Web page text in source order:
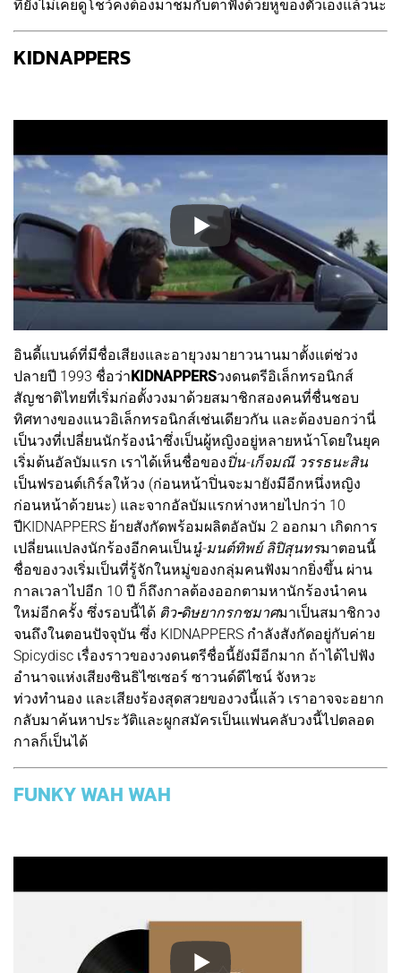
ที่ยังไม่เคยดูโชว์คงต้องมาชมกับตาฟังด้วยหูของตัวเองแล้วนะ
KIDNAPPERS
อินดี้แบนด์ที่มีชื่อเสียงและอายุวงมายาวนานมาตั้งแต่ช่วง
ปลายปี 1993 ชื่อว่าKIDNAPPERSวงดนตรีอิเล็กทรอนิกส์
สัญชาติไทยที่เริ่มก่อตั้งวงมาด้วยสมาชิกสองคนที่ชื่นชอบ
ทิศทางของแนวอิเล็กทรอนิกส์เช่นเดียวกัน และต้องบอกว่านี่
เป็นวงที่เปลี่ยนนักร้องนำซึ่งเป็นผู้หญิงอยู่หลายหน้าโดยในยุค
เริ่มต้นอัลบัมแรก เราได้เห็นชื่อของปิ่น-เก็จมณี วรรธนะสิน
เป็นฟรอนต์เกิร์ลให้วง (ก่อนหน้าปิ่นจะมายังมีอีกหนึ่งหญิง
ก่อนหน้าด้วยนะ) และจากอัลบัมแรกห่างหายไปกว่า 10
ปีKIDNAPPERS ย้ายสังกัดพร้อมผลิตอัลบัม 2 ออกมา เกิดการ
เปลี่ยนแปลงนักร้องอีกคนเป็นนู๋-มนต์ทิพย์ ลิปิสุนทรมาตอนนี้
ชื่อของวงเริ่มเป็นที่รู้จักในหมู่ของกลุ่มคนฟังมากยิ่งขึ้น ผ่าน
กาลเวลาไปอีก 10 ปี ก็ถึงกาลต้องออกตามหานักร้องนำคน
ใหม่อีกครั้ง ซึ่งรอบนี้ได้ ติว-ดิษยากรกชมาศมาเป็นสมาชิกวง
จนถึงในตอนปัจจุบัน ซึ่ง KIDNAPPERS กำลังสังกัดอยู่กับค่าย
Spicydisc เรื่องราวของวงดนตรีชื่อนี้ยังมีอีกมาก ถ้าได้ไปฟัง
อำนาจแห่งเสียงซินธิไซเซอร์ ซาวนด์ดีไซน์ จังหวะ
ท่วงทำนอง และเสียงร้องสุดสวยของวงนี้แล้ว เราอาจจะอยาก
กลับมาค้นหาประวัติและผูกสมัครเป็นแฟนคลับวงนี้ไปตลอด
กาลก็เป็นได้
FUNKY WAH WAH